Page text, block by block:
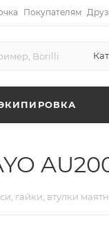
Покупателям
гайки, втулки